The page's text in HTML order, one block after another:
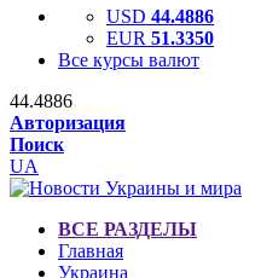
USD 44.4886
EUR 51.3350
Все курсы валют
44.4886
Авторизация
Поиск
UA
ВСЕ РАЗДЕЛЫ
Главная
Украина